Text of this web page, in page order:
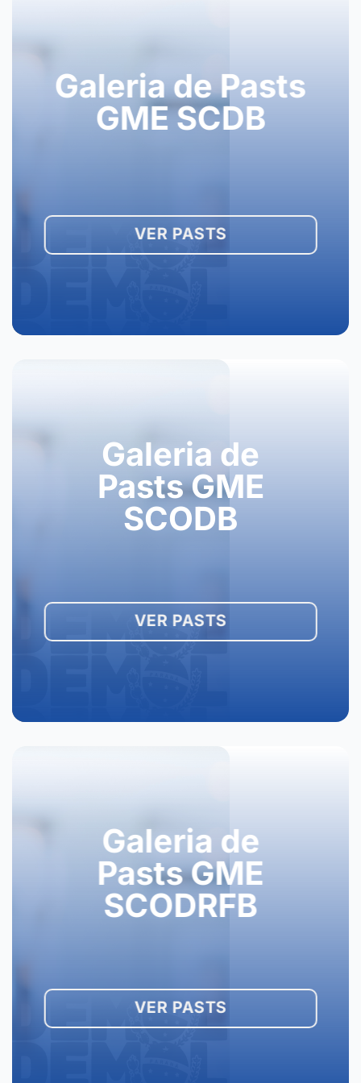
Galeria de Pasts
GME SCDB
VER PASTS
Galeria de
Pasts GME
SCODB
VER PASTS
Galeria de
Pasts GME
SCODRFB
VER PASTS